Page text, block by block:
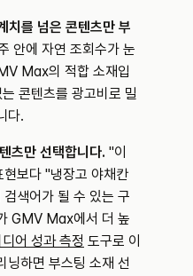
치를 넘은 콘텐츠만 부
안에 자연 조회수가 눈
Max의 적합 소재입
콘텐츠를 광고비로 밀
다.
츠만 선택합니다. "이
보다 "냉장고 야채칸
색어가 될 수 있는 구
GMV Max에서 더 높
어 성과 측정 도구로 이
닝하면 부스팅 소재 선